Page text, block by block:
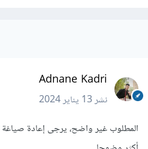
Adnane Kadri
نشر13 يناير 2024
المطلوب غير واضح، يرجى إعادة